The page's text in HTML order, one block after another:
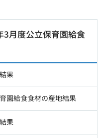
月度公立保育園給食
果
園給食食材の産地結果
果